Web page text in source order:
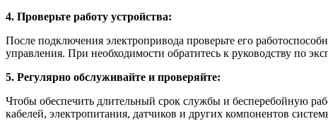
4. Проверьте работу устройства:
После подключения электропривода проверьте его
управления. При необходимости обратитесь к руководству по
5. Регулярно обслуживайте и проверяйте:
Чтобы обеспечить длительный срок службы и бесперебойную
кабелей, электропитания, датчиков и других компонентов